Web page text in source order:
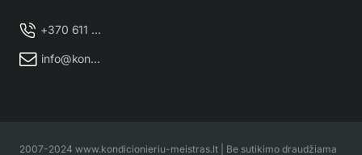
+370 611 38 500
info@kondicionieriu-meistras.lt
2007-2024 www.kondicionieriu-meistras.lt | Be sutikimo draudžiama